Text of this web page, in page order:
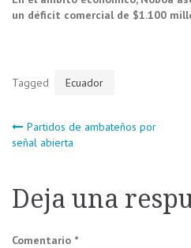
un déficit comercial de $1.100
Tagged Ecuador
Navegación
entradas
Partidos de ambateños por
señal abierta
Deja una
Comentario *